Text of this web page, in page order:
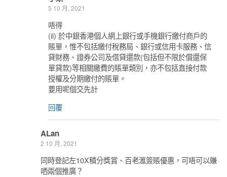
5 10 月, 2021
唔得
(ii) 於中銀香港個人網上銀行或手機銀行繳付商戶的
賬單，惟不包括繳付稅務局、銀行或信用卡服務、信
貸財務、證券公司及借貸還款(包括但不限於償還保
單貸款)等相關繳費的賬單類別，亦不包括直接付款
授權及分期繳付的賬單。
要用呢個交先計
回覆
ALan
2 10 月, 2021
同時登記左10X積分獎賞、百老滙簽賬優惠，可唔可以賺
哂兩個推廣？